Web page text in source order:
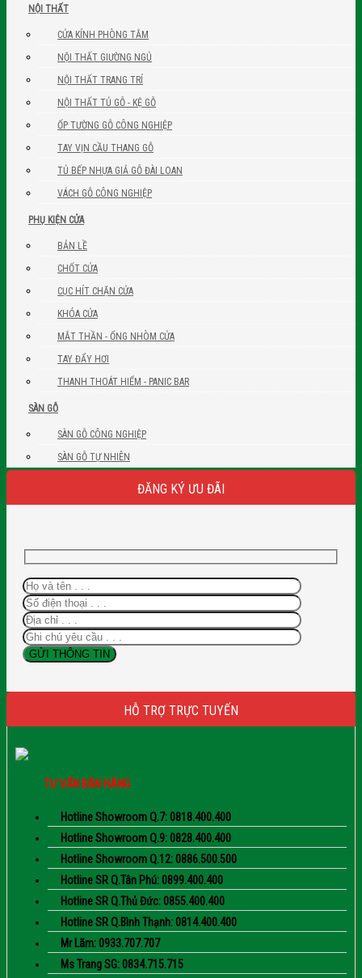
NỘI THẤT
CỬA KÍNH PHÒNG TẮM
NỘI THẤT GIƯỜNG NGỦ
NỘI THẤT TRANG TRÍ
NỘI THẤT TỦ GỖ - KỆ GỖ
ỐP TƯỜNG GỖ CÔNG NGHIỆP
TAY VỊN CẦU THANG GỖ
TỦ BẾP NHỰA GIẢ GỖ ĐÀI LOAN
VÁCH GỖ CÔNG NGHIỆP
PHỤ KIỆN CỬA
BẢN LỀ
CHỐT CỬA
CỤC HÍT CHẶN CỬA
KHÓA CỬA
MẮT THẦN - ỐNG NHÒM CỬA
TAY ĐẨY HƠI
THANH THOÁT HIỂM - PANIC BAR
SÀN GỖ
SÀN GỖ CÔNG NGHIỆP
SÀN GỖ TỰ NHIÊN
ĐĂNG KÝ ƯU ĐÃI
HỖ TRỢ TRỰC TUYẾN
TƯ VẤN BÁN HÀNG
Hotline Showroom Q.7: 0818.400.400
Hotline Showroom Q.9: 0828.400.400
Hotline Showroom Q.12: 0886.500.500
Hotline SR Q.Tân Phú: 0899.400.400
Hotline SR Q.Thủ Đức: 0855.400.400
Hotline SR Q.Bình Thạnh: 0814.400.400
Mr Lãm: 0933.707.707
Ms Trang SG: 0834.715.715